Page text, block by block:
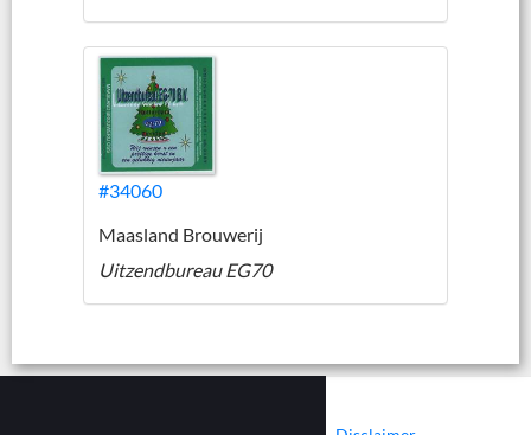
#34060
Maasland Brouwerij
Uitzendbureau EG70